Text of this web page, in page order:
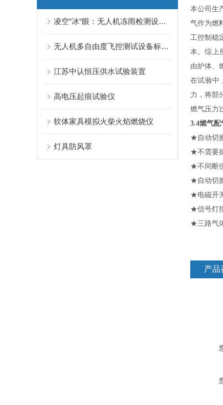
凌空“冰“眼：无人机冻雨检测设备如何为航空安全保驾护航
无人机多自由度飞控测试设备标准化维护方案
江苏中认恒压供水试验装置
高电压起痕试验仪
软体家具模拟火柴火焰燃烧仪
灯具防风罩
本公司生
气作为燃
工控制稳
本。综上
由炉体、
在试验中
力，将部
燃气压力
3.4燃气配
★自动切
★不需要
★不间断
★自动切
★电磁开
★信号灯
★三路气
产品